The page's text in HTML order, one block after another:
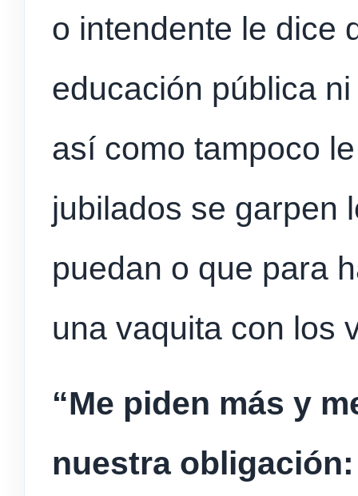
o intendente le dice
educación pública
así como tampoco
jubilados se garpen
puedan o que para
una vaquita con los
“Me piden más y
nuestra